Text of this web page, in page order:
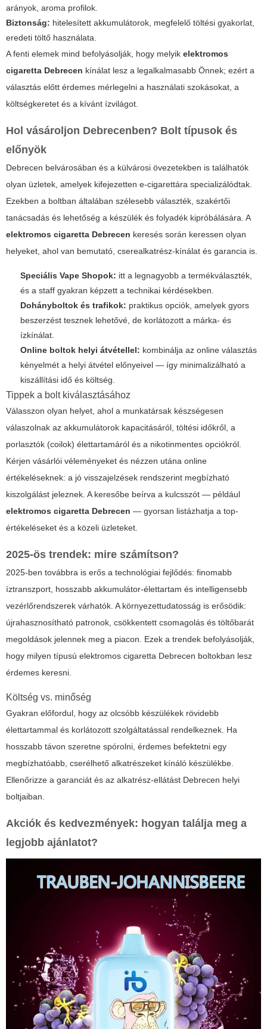
arányok, aroma profilok.
Biztonság: hitelesített akkumulátorok, megfelelő töltési gyakorlat,
eredeti töltő használata.
A fenti elemek mind befolyásolják, hogy melyik elektromos
cigaretta Debrecen kínálat lesz a legalkalmasabb Önnek; ezért a
választás előtt érdemes mérlegelni a használati szokásokat, a
költségkeretet és a kívánt ízvilágot.
Hol vásároljon Debrecenben? Bolt típusok és
előnyök
Debrecen belvárosában és a külvárosi övezetekben is találhatók
olyan üzletek, amelyek kifejezetten e-cigarettára specializálódtak.
Ezekben a boltban általában szélesebb választék, szakértői
tanácsadás és lehetőség a készülék és folyadék kipróbálására. A
elektromos cigaretta Debrecen keresés során keressen olyan
helyeket, ahol van bemutató, cserealkatrész-kínálat és garancia is.
Speciális Vape Shopok: itt a legnagyobb a termékválaszték,
és a staff gyakran képzett a technikai kérdésekben.
Dohányboltok és trafikok: praktikus opciók, amelyek gyors
beszerzést tesznek lehetővé, de korlátozott a márka- és
ízkínálat.
Online boltok helyi átvétellel: kombinálja az online választás
kényelmét a helyi átvétel előnyeivel — így minimalizálható a
kiszállítási idő és költség.
Tippek a bolt kiválasztásához
Válasszon olyan helyet, ahol a munkatársak készségesen
válaszolnak az akkumulátorok kapacitásáról, töltési időkről, a
porlasztók (coilok) élettartamáról és a nikotinmentes opciókról.
Kérjen vásárlói véleményeket és nézzen utána online
értékeléseknek: a jó visszajelzések rendszerint megbízható
kiszolgálást jeleznek. A keresőbe beírva a kulcsszót — például
elektromos cigaretta Debrecen — gyorsan listázhatja a top-
értékeléseket és a közeli üzleteket.
2025-ös trendek: mire számítson?
2025-ben továbbra is erős a technológiai fejlődés: finomabb
íztranszport, hosszabb akkumulátor-élettartam és intelligensebb
vezérlőrendszerek várhatók. A környezettudatosság is erősödik:
újrahasznosítható patronok, csökkentett csomagolás és töltőbarát
megoldások jelennek meg a piacon. Ezek a trendek befolyásolják,
hogy milyen típusú elektromos cigaretta Debrecen boltokban lesz
érdemes keresni.
Költség vs. minőség
Gyakran előfordul, hogy az olcsóbb készülékek rövidebb
élettartammal és korlátozott szolgáltatással rendelkeznek. Ha
hosszabb távon szeretne spórolni, érdemes befektetni egy
megbízhatóabb, cserélhető alkatrészeket kínáló készülékbe.
Ellenőrizze a garanciát és az alkatrész-ellátást Debrecen helyi
boltjaiban.
Akciók és kedvezmények: hogyan találja meg a
legjobb ajánlatot?